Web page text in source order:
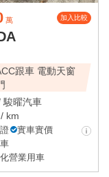
萬 加入比較
跟車 電動天窗
駿曜汽車
km
實車實價
營業用車